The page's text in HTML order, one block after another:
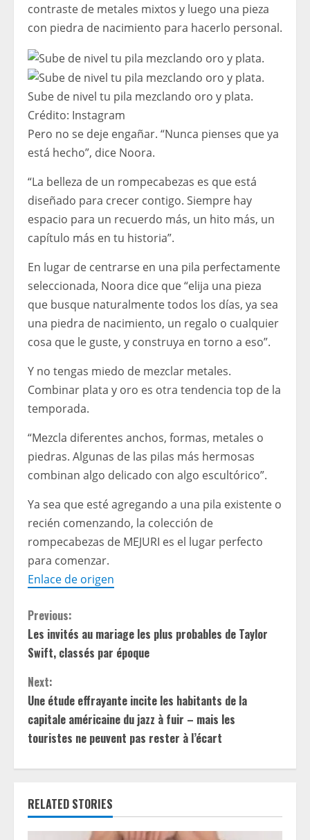
contraste de metales mixtos y luego una pieza
con piedra de nacimiento para hacerlo personal.
Sube de nivel tu pila mezclando oro y plata.
Crédito: Instagram
Pero no se deje engañar. “Nunca pienses que ya
está hecho”, dice Noora.
“La belleza de un rompecabezas es que está
diseñado para crecer contigo. Siempre hay
espacio para un recuerdo más, un hito más, un
capítulo más en tu historia”.
En lugar de centrarse en una pila perfectamente
seleccionada, Noora dice que “elija una pieza
que busque naturalmente todos los días, ya sea
una piedra de nacimiento, un regalo o cualquier
cosa que le guste, y construya en torno a eso”.
Y no tengas miedo de mezclar metales.
Combinar plata y oro es otra tendencia top de la
temporada.
“Mezcla diferentes anchos, formas, metales o
piedras. Algunas de las pilas más hermosas
combinan algo delicado con algo escultórico”.
Ya sea que esté agregando a una pila existente o
recién comenzando, la colección de
rompecabezas de MEJURI es el lugar perfecto
para comenzar.
Enlace de origen
C
o
n
t
i
n
u
e
Previous:
Les invités au mariage les plus probables de Taylor
Swift, classés par époque
Next:
Une étude effrayante incite les habitants de la
capitale américaine du jazz à fuir – mais les
touristes ne peuvent pas rester à l’écart
RELATED STORIES